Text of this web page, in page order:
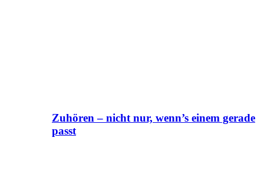
Zuhören – nicht nur, wenn’s einem gerade
passt